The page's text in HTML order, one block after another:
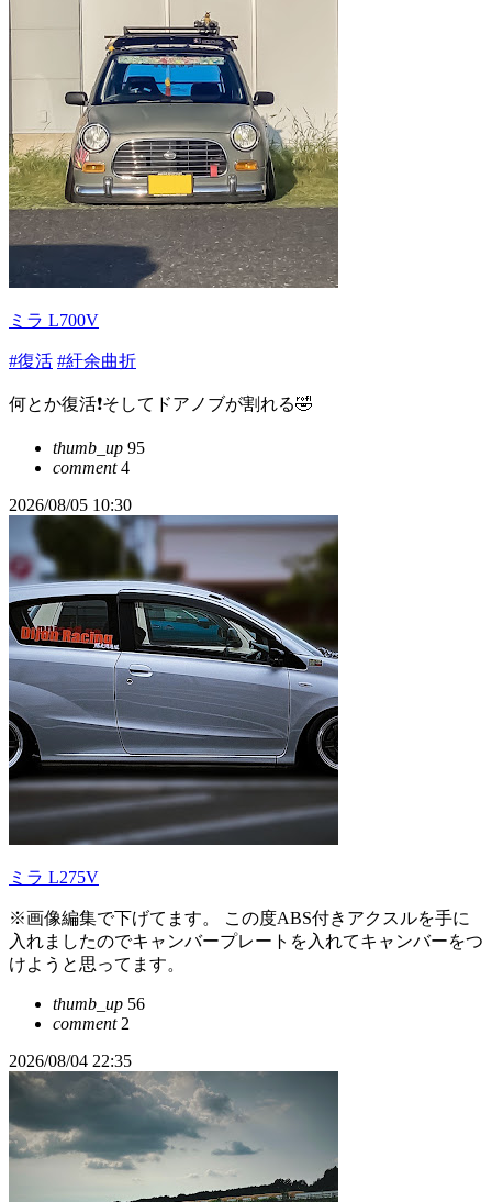
ミラ L700V
#復活 #紆余曲折
何とか復活❗そしてドアノブが割れる🤣
thumb_up 95
comment4
2026/08/05 10:30
ミラ L275V
※画像編集で下げてます。 この度ABS付きアクスルを手に
入れましたのでキャンバープレートを入れてキャンバーをつ
けようと思ってます。
thumb_up 56
comment2
2026/08/04 22:35